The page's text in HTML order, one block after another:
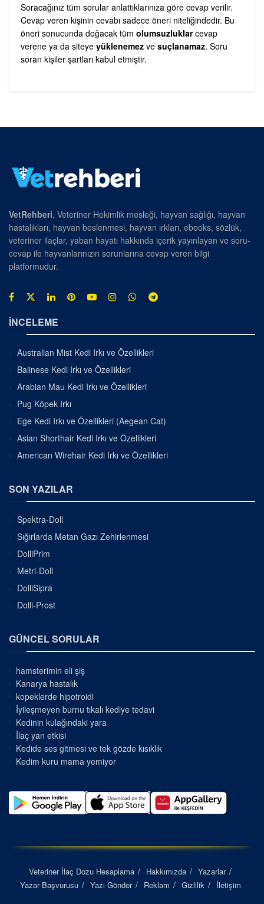
Soracağınız tüm sorular anlattıklarınıza göre cevap verilir.
Cevap veren kişinin cevabı sadece öneri niteliğindedir. Bu
öneri sonucunda doğacak tüm olumsuzluklarcevap
verene ya da siteye yüklenemez ve suçlanamaz. Soru
soran kişiler şartları kabul etmiştir.
VetRehberi, Veteriner Hekimlik mesleği, hayvan sağlığı, hayvan
hastalıkları, hayvan beslenmesi, hayvan ırkları, ebooks, sözlük,
veteriner ilaçlar, yaban hayatı hakkında içerik yayınlayan ve soru-
cevap ile hayvanlarınızın sorunlarına cevap veren bilgi
platformudur.
İNCELEME
Australian Mist Kedi Irkı ve Özellikleri
Balinese Kedi Irkı ve Özellikleri
Arabian Mau Kedi Irkı ve Özellikleri
Pug Köpek Irkı
Ege Kedi Irkı ve Özellikleri (Aegean Cat)
Asian Shorthair Kedi Irkı ve Özellikleri
American Wirehair Kedi Irkı ve Özellikleri
SON YAZILAR
Spektra-Doll
Sığırlarda Metan Gazı Zehirlenmesi
DolliPrim
Metri-Doll
DolliSipra
Dolli-Prost
GÜNCEL SORULAR
hamsterimin eli şiş
Kanarya hastalık
kopeklerde hipotroidi
İyileşmeyen burnu tıkalı kediye tedavi
Kedinin kulağındaki yara
İlaç yan etkisi
Kedide ses gitmesi ve tek gözde kısıklık
Kedim kuru mama yemiyor
Veteriner İlaç Dozu Hesaplama Hakkımızda
Yazarlar
Yazar Başvurusu
Yazı Gönder Reklam Gizlilik İletişim